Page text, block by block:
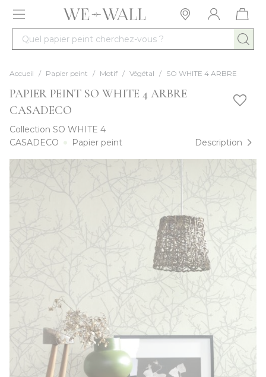
Allez au contenu
Quel papier peint cherchez-vous ?
Accueil / Papier peint / Motif / Végétal / SO WHITE 4 ARBRE
PAPIER PEINT SO WHITE 4 ARBRE
CASADECO
Collection SO WHITE 4
CASADECO
Papier peint Description